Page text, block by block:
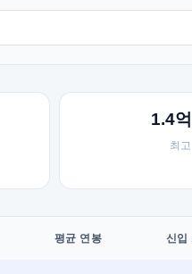
1.4
최고
평균 연봉 신입